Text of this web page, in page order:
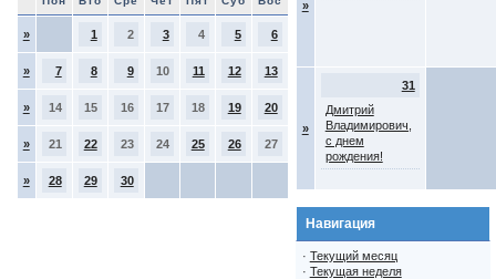
» 1 2 3 4 5 6
» 7 8 9 10 11 12 13
» 14 15 16 17 18 19 20
» 21 22 23 24 25 26 27
» 28 29 30
»
»
31
Дмитрий
Владимирович,
с днем
рождения!
Навигация
· Текущий месяц
· Текущая неделя